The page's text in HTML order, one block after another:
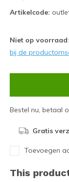
Artikelcode:
Niet op voorraad:
bij de
Bestel nu, betaal
Gratis
Toevoegen
This